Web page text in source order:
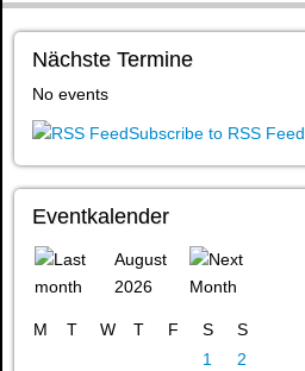
Nächste Termine
No events
Subscribe to RSS Feed
Eventkalender
August
2026
M T W T F S
S
1
2